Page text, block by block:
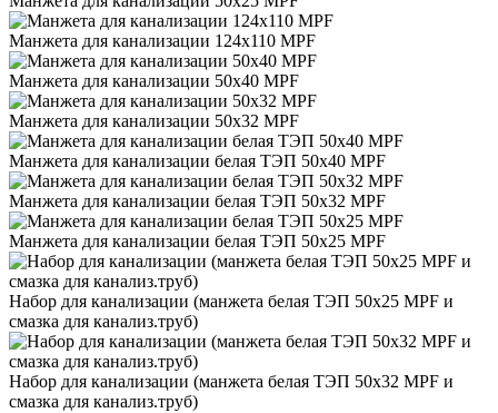
Манжета для канализации 124х110 MPF
Манжета для канализации 50х40 MPF
Манжета для канализации 50х32 MPF
Манжета для канализации белая ТЭП 50х40 MPF
Манжета для канализации белая ТЭП 50х32 MPF
Манжета для канализации белая ТЭП 50х25 MPF
Набор для канализации (манжета белая ТЭП 50х25 MPF и
смазка для канализ.труб)
Набор для канализации (манжета белая ТЭП 50х32 MPF и
смазка для канализ.труб)